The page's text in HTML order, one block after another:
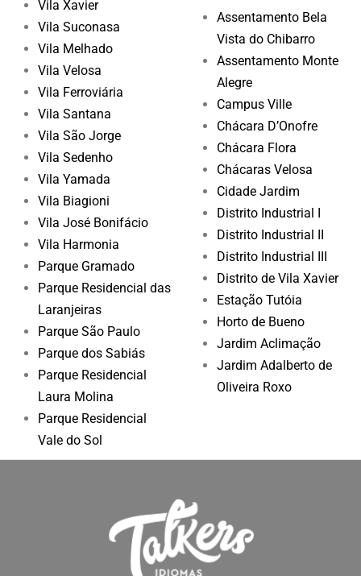
Vila Xavier
Vila Suconasa
Vila Melhado
Vila Velosa
Vila Ferroviária
Vila Santana
Vila São Jorge
Vila Sedenho
Vila Yamada
Vila Biagioni
Vila José Bonifácio
Vila Harmonia
Parque Gramado
Parque Residencial das
Laranjeiras
Parque São Paulo
Parque dos Sabiás
Parque Residencial
Laura Molina
Parque Residencial
Vale do Sol
Assentamento Bela
Vista do Chibarro
Assentamento Monte
Alegre
Campus Ville
Chácara D’Onofre
Chácara Flora
Chácaras Velosa
Cidade Jardim
Distrito Industrial I
Distrito Industrial II
Distrito Industrial III
Distrito de Vila Xavier
Estação Tutóia
Horto de Bueno
Jardim Aclimação
Jardim Adalberto de
Oliveira Roxo